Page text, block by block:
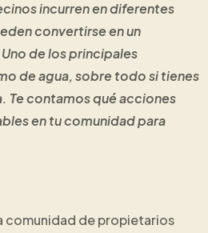
incurren en diferentes
convertirse en un
de los principales
de agua, sobre todo si tienes
Te contamos qué acciones
en tu comunidad para
comunidad de propietarios